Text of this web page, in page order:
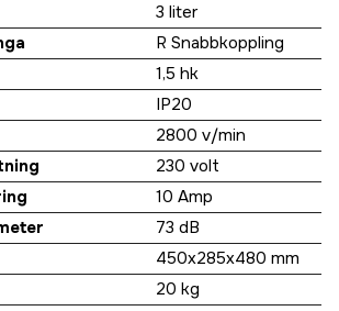
3 liter
R Snabbkoppling
1,5 hk
IP20
2800 v/min
230 volt
10 Amp
73 dB
450x285x480 mm
20 kg